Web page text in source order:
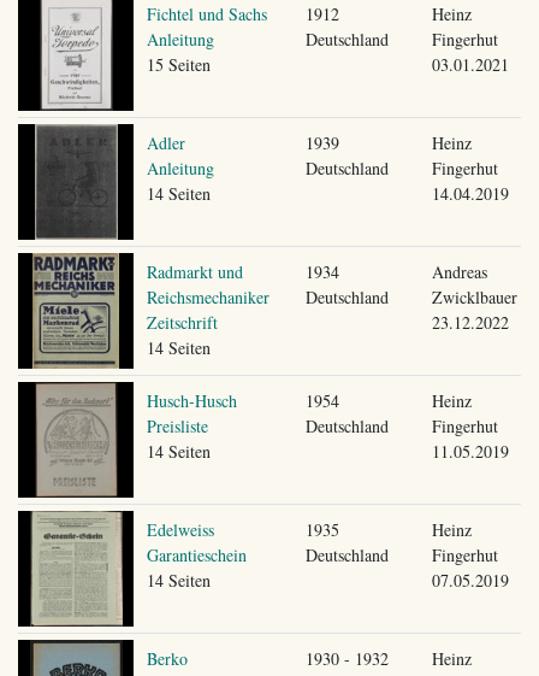
Fichtel und Sachs
Anleitung
15 Seiten
1912
Deutschland
Heinz
Fingerhut
03.01.2021
Adler
Anleitung
14 Seiten
1939
Deutschland
Heinz
Fingerhut
14.04.2019
Radmarkt und
Reichsmechaniker
Zeitschrift
14 Seiten
1934
Deutschland
Andreas
Zwicklbauer
23.12.2022
Husch-Husch
Preisliste
14 Seiten
1954
Deutschland
Heinz
Fingerhut
11.05.2019
Edelweiss
Garantieschein
14 Seiten
1935
Deutschland
Heinz
Fingerhut
07.05.2019
Berko
1930 - 1932
Heinz